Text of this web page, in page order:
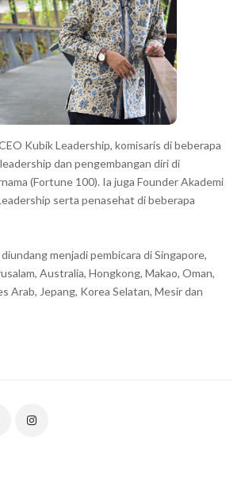
Kubik Leadership, komisaris di beberapa
dan pengembangan diri di
(Fortune 100). Ia juga Founder Akademi
serta penasehat di beberapa
diundang menjadi pembicara di Singapore,
Australia, Hongkong, Makao, Oman,
Arab, Jepang, Korea Selatan, Mesir dan